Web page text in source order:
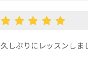
久しぶりにレッスンしま